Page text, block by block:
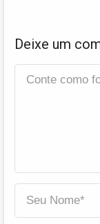
Deixe um